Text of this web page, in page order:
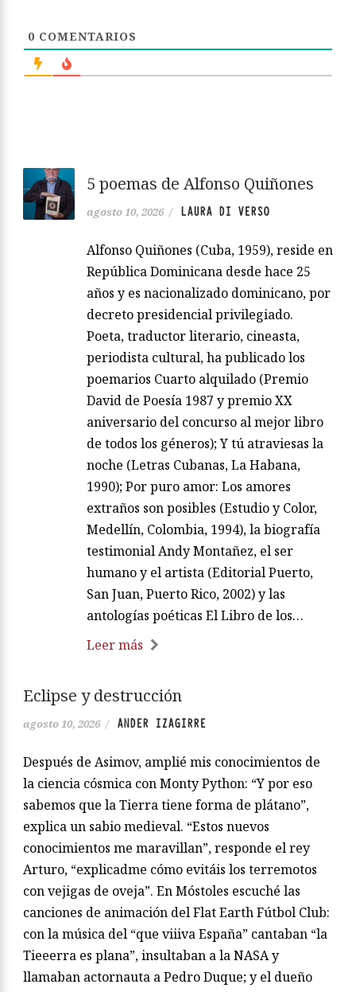
0 COMENTARIOS
5 poemas de Alfonso Quiñones
agosto 10, 2026 / LAURA DI VERSO
Alfonso Quiñones (Cuba, 1959), reside en
República Dominicana desde hace 25
años y es nacionalizado dominicano, por
decreto presidencial privilegiado.
Poeta, traductor literario, cineasta,
periodista cultural, ha publicado los
poemarios Cuarto alquilado (Premio
David de Poesía 1987 y premio XX
aniversario del concurso al mejor libro
de todos los géneros); Y tú atraviesas la
noche (Letras Cubanas, La Habana,
1990); Por puro amor: Los amores
extraños son posibles (Estudio y Color,
Medellín, Colombia, 1994), la biografía
testimonial Andy Montañez, el ser
humano y el artista (Editorial Puerto,
San Juan, Puerto Rico, 2002) y las
antologías poéticas El Libro de los…
Leer más
Eclipse y destrucción
agosto 10, 2026 / ANDER IZAGIRRE
Después de Asimov, amplié mis conocimientos de
la ciencia cósmica con Monty Python: “Y por eso
sabemos que la Tierra tiene forma de plátano”,
explica un sabio medieval. “Estos nuevos
conocimientos me maravillan”, responde el rey
Arturo, “explicadme cómo evitáis los terremotos
con vejigas de oveja”. En Móstoles escuché las
canciones de animación del Flat Earth Fútbol Club:
con la música del “que viiiva España” cantaban “la
Tieeerra es plana”, insultaban a la NASA y
llamaban actornauta a Pedro Duque; y el dueño